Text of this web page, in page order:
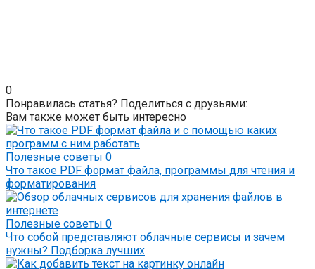
0
Понравилась статья? Поделиться с друзьями:
Вам также может быть интересно
Полезные советы 0
Что такое PDF формат файла, программы для чтения и
форматирования
Полезные советы 0
Что собой представляют облачные сервисы и зачем
нужны? Подборка лучших